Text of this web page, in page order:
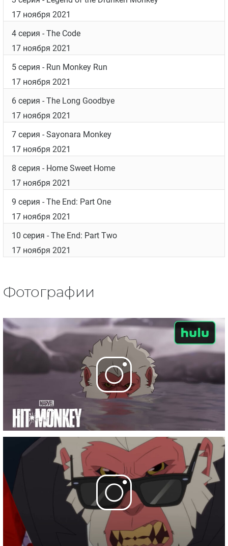
17 ноября 2021
4 серия - The Code
17 ноября 2021
5 серия - Run Monkey Run
17 ноября 2021
6 серия - The Long Goodbye
17 ноября 2021
7 серия - Sayonara Monkey
17 ноября 2021
8 серия - Home Sweet Home
17 ноября 2021
9 серия - The End: Part One
17 ноября 2021
10 серия - The End: Part Two
17 ноября 2021
Фотографии